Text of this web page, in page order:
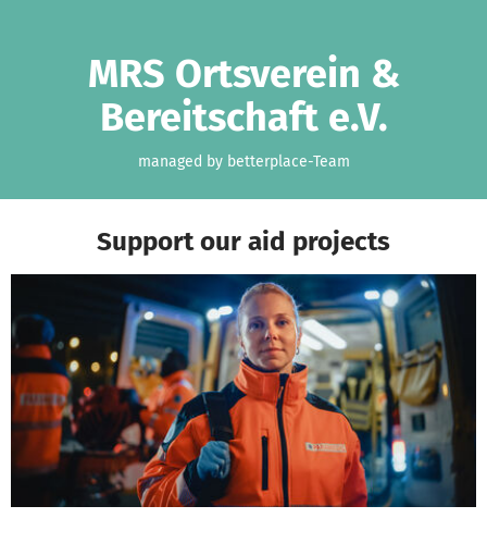
MRS Ortsverein &
Bereitschaft e.V.
managed by betterplace-Team
Support our aid projects